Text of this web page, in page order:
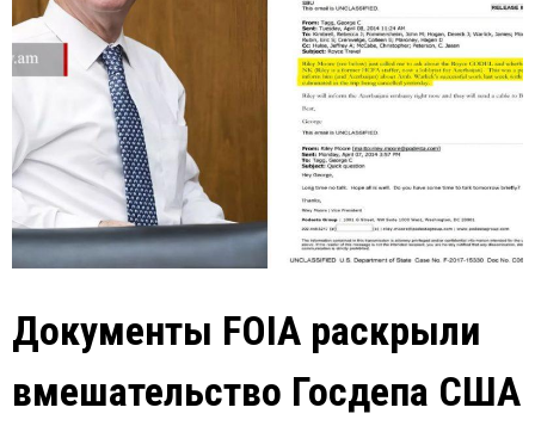
Документы FOIA раскрыли
вмешательство Госдепа США